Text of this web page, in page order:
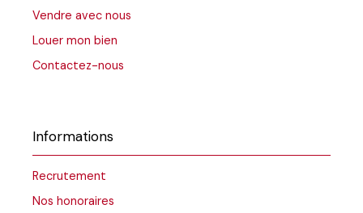
Vendre avec nous
Louer mon bien
Contactez-nous
Informations
Recrutement
Nos honoraires